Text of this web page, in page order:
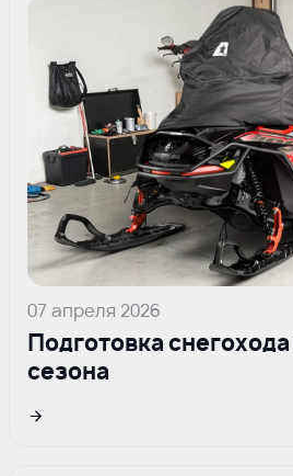
07 апреля 2026
Подготовка
сезона
Подрбнее